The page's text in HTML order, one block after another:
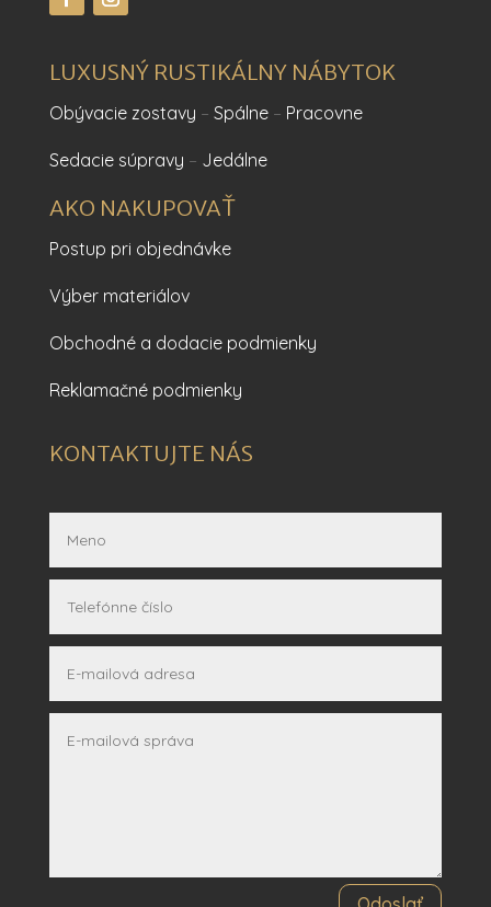
LUXUSNÝ RUSTIKÁLNY NÁBYTOK
Obývacie zostavy – Spálne– Pracovne
Sedacie súpravy – Jedálne
AKO NAKUPOVAŤ
Postup pri objednávke
Výber materiálov
Obchodné a dodacie podmienky
Reklamačné podmienky
KONTAKTUJTE NÁS